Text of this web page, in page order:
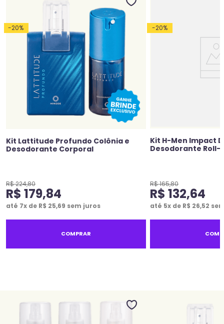
-20%
Kit Lattitude Profundo Colônia e
Desodorante Corporal
R$224,80
R$ 179,84
até 7x de R$ 25,69 sem juros
COMPRAR
-20%
Kit H-Men Impact
Desodorante Roll-
R$165,80
R$ 132,64
até 5x de R$ 26,52